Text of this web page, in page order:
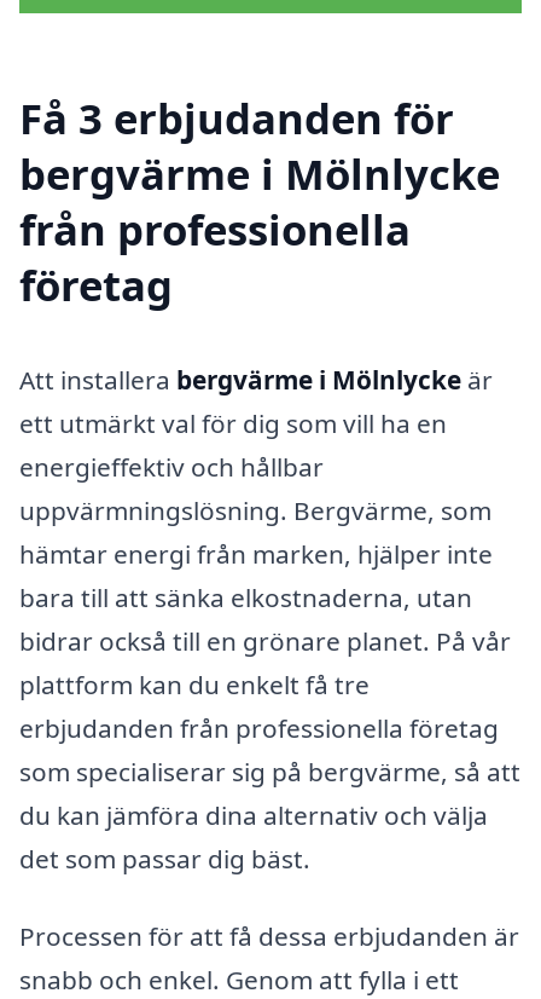
Få 3 erbjudanden för
bergvärme i Mölnlycke
från professionella
företag
Att installera bergvärme i Mölnlycke är
ett utmärkt val för dig som vill ha en
energieffektiv och hållbar
uppvärmningslösning. Bergvärme, som
hämtar energi från marken, hjälper inte
bara till att sänka elkostnaderna, utan
bidrar också till en grönare planet. På vår
plattform kan du enkelt få tre
erbjudanden från professionella företag
som specialiserar sig på bergvärme, så att
du kan jämföra dina alternativ och välja
det som passar dig bäst.
Processen för att få dessa erbjudanden är
snabb och enkel. Genom att fylla i ett